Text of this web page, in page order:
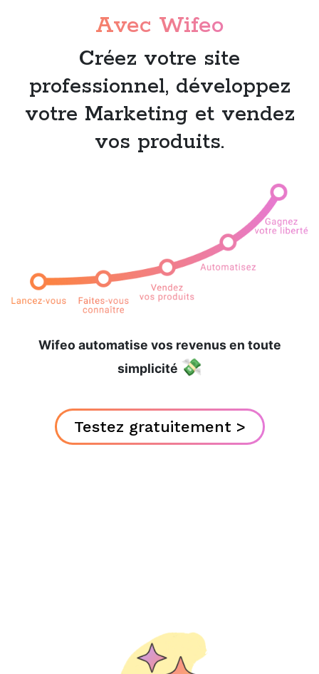
Avec Wifeo
Créez votre site
professionnel, développez
votre Marketing et vendez
vos produits.
Wifeo automatise vos revenus en toute
simplicité 💸
Testez gratuitement >